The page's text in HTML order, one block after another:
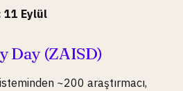
11 Eylül
Day (ZAISD)
~200 araştırmacı,